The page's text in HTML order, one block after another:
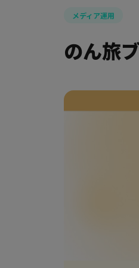
メディア運用
のん旅